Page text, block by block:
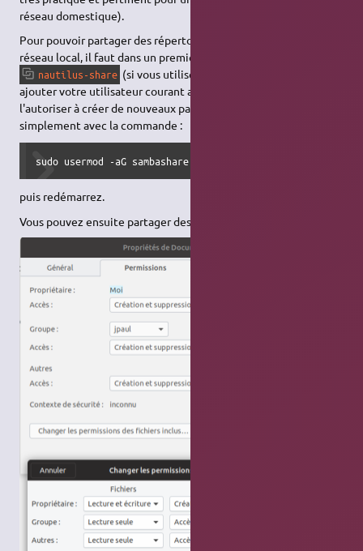
réseau domestique).
Pour pouvoir partager des répertoires ou des fichiers sur votre
réseau local, il faut dans un premier temps
nautilus-share (si vous utilisez
ajouter votre utilisateur courant au
l'autoriser à créer de nouveaux partages. Vous pouvez le faire
simplement avec la commande :
sudo usermod -aG sambashare $USER
puis redémarrez.
Vous pouvez ensuite partager des répertoires ou des fichiers :